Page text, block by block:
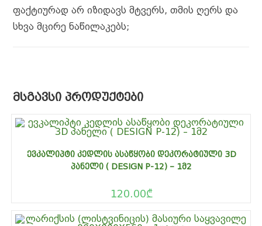
ფაქტიურად არ იზიდავს მტვერს, თმის ღერს და
სხვა მცირე ნაწილაკებს;
ᲛᲡᲒᲐᲕᲡᲘ ᲞᲠᲝᲓᲣᲥᲢᲔᲑᲘ
ᲔᲕᲙᲐᲚᲘᲞᲢᲘ ᲙᲔᲓᲚᲘᲡ ᲐᲡᲐᲬᲧᲝᲑᲘ ᲓᲔᲙᲝᲠᲐᲢᲘᲣᲚᲘ 3D
ᲞᲐᲜᲔᲚᲘ ( DESIGN P-12) – 1Მ2
120.00₾